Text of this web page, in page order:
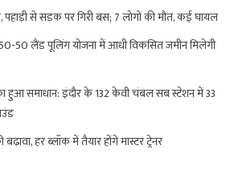
पहाड़ी से सड़क पर गिरी बस; 7 लोगों की मौत, कई घायल
50-50 लैंड पूलिंग योजना में आधी विकसित जमीन मिलेगी
हुआ समाधान: इंदौर के 132 केवी चंबल सब स्टेशन में 33
हर ब्लॉक में तैयार होंगे मास्टर ट्रेनर